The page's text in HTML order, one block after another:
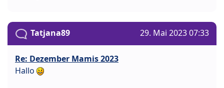
Tatjana89 29. Mai 2023 07:33
Re: Dezember Mamis 2023
Hallo